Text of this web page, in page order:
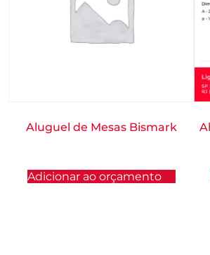
Aluguel de Mesas Bismark
Adicionar ao orçamento